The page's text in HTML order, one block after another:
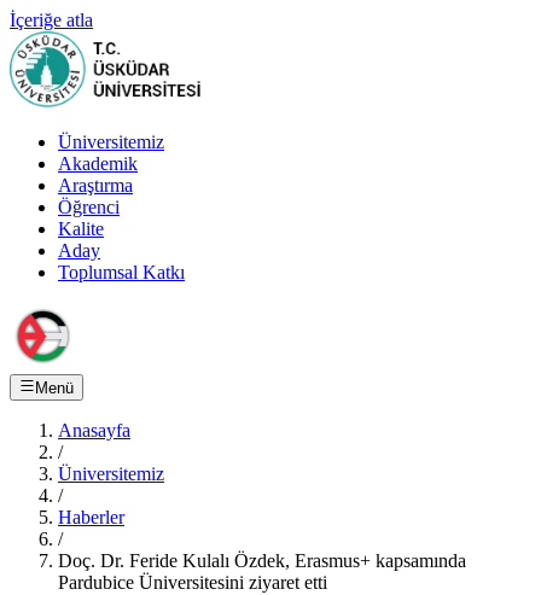
İçeriğe atla
Üniversitemiz
Akademik
Araştırma
Öğrenci
Kalite
Aday
Toplumsal Katkı
Menü
Anasayfa
/
Üniversitemiz
/
Haberler
/
Doç. Dr. Feride Kulalı Özdek, Erasmus+ kapsamında
Pardubice Üniversitesini ziyaret etti